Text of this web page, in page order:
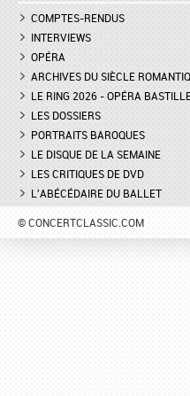
COMPTES-RENDUS
INTERVIEWS
OPÉRA
ARCHIVES DU SIÈCLE
LE RING 2026 - OPÉRA
LES DOSSIERS
PORTRAITS BAROQUES
LE DISQUE DE LA SEMAINE
LES CRITIQUES DE DVD
L'ABÉCÉDAIRE DU BALLET
© CONCERTCLASSIC.COM